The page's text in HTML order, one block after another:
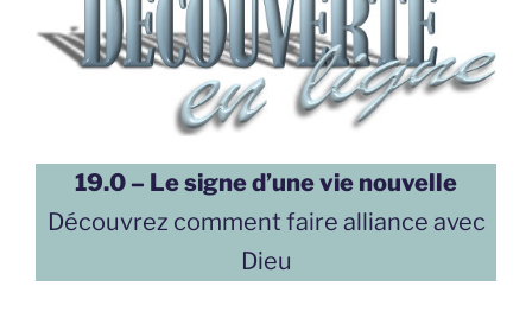
19.0 – Le signe d’une vie nouvelle
Découvrez comment faire alliance avec
Dieu